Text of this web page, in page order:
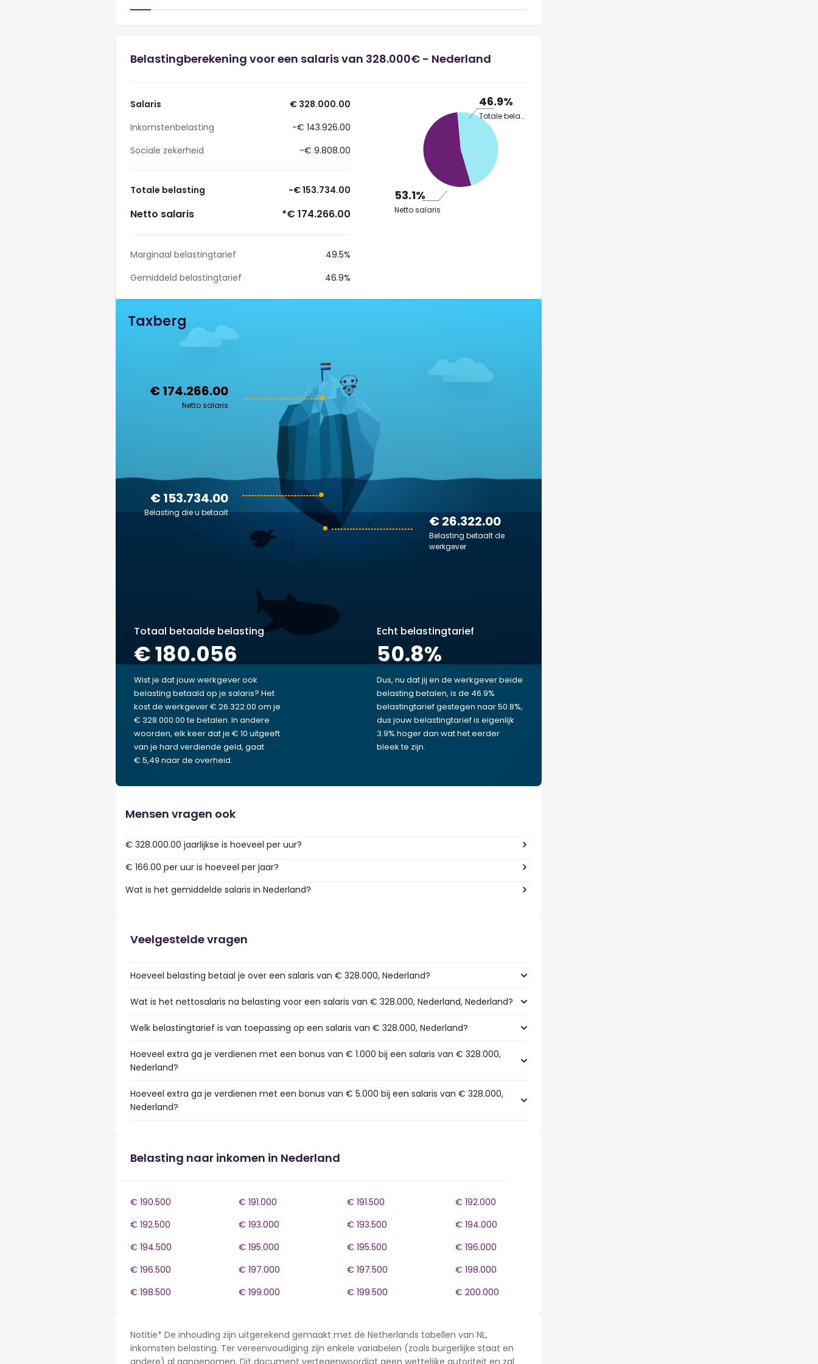
Belastingberekening voor een salaris van 328.000€ - Nederland
Salaris
€ 328.000.00
Inkomstenbelasting
-€ 143.926.00
Sociale zekerheid
-€ 9.808.00
Totale belasting -€ 153.734.00
Netto salaris *€ 174.266.00
Marginaal belastingtarief
49.5%
Gemiddeld belastingtarief
46.9%
46.9%
Totale belasting
53.1%
Netto salaris
Taxberg
€ 174.266.00
Netto salaris
€ 26.322.00
Belasting betaalt de
werkgever
€ 153.734.00
Belasting die u betaalt
Totaal betaalde belasting
€ 180.056
Wist je dat jouw werkgever ook
belasting betaald op je salaris? Het
kost de werkgever € 26.322.00 om je
€ 328.000.00 te betalen. In andere
woorden, elk keer dat je € 10 uitgeeft
van je hard verdiende geld, gaat
€ 5,49 naar de overheid.
Echt belastingtarief
50.8%
Dus, nu dat jij en de werkgever beide
belasting betalen, is de 46.9%
belastingtarief gestegen naar 50.8%,
dus jouw belastingtarief is eigenlijk
3.9% hoger dan wat het eerder
bleek te zijn.
Mensen vragen ook
€ 328.000.00 jaarlijkse is hoeveel per uur?
€ 166.00 per uur is hoeveel per jaar?
Wat is het gemiddelde salaris in Nederland?
Veelgestelde vragen
Hoeveel belasting betaal je over een salaris van € 328.000, Nederland?
Wat is het nettosalaris na belasting voor een salaris van € 328.000, Nederland, Nederland?
Welk belastingtarief is van toepassing op een salaris van € 328.000, Nederland?
Hoeveel extra ga je verdienen met een bonus van € 1.000 bij een salaris van € 328.000,
Nederland?
Hoeveel extra ga je verdienen met een bonus van € 5.000 bij een salaris van € 328.000,
Nederland?
Belasting naar inkomen in Nederland
€ 190.500 € 191.000 € 191.500
€ 192.000
€ 192.500
€ 193.000 € 193.500
€ 194.000
€ 194.500
€ 195.000 € 195.500
€ 196.000
€ 196.500
€ 197.000 € 197.500
€ 198.000
€ 198.500
€ 199.000 € 199.500 € 200.000
Notitie* De inhouding zijn uitgerekend gemaakt met de Netherlands tabellen van NL,
inkomsten belasting. Ter vereenvoudiging zijn enkele variabelen (zoals burgerlijke staat en
andere) al aangenomen. Dit document vertegenwoordigt geen wettelijke autoriteit en zal